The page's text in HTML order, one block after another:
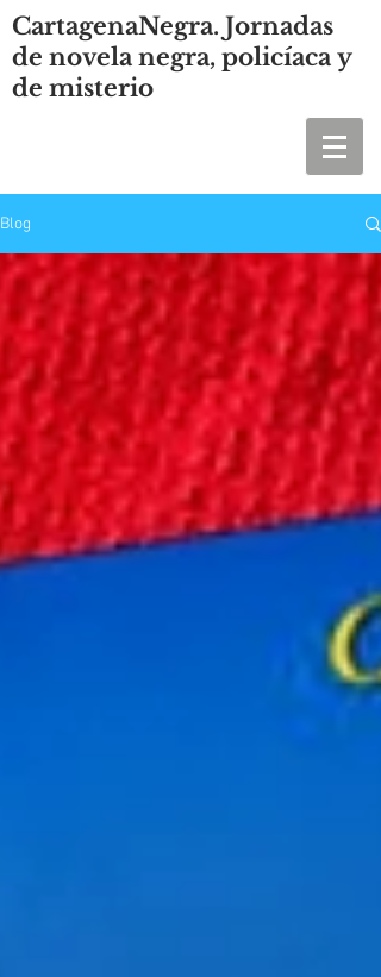
CartagenaNegra. Jornadas
de novela negra, policíaca y
de misterio
Blog